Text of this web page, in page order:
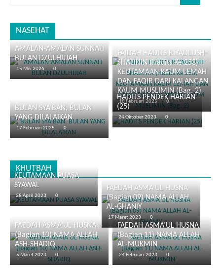
NASEHAT
AMALAN-AMALAN SUNNAH
BULAN DZULHIJJAH
15 Mei 2026 0
FAIDAH HADITS RIYADLUSH-
SHALIHIN (Hadits Ke 253)
KEUTAMAAN KAUM LEMAH
DAN FAQIR DARI KALANGAN
KAUM MUSLIMIN (Bag. 2)
18 Februari 2025 0
BULAN SYA’BAN, BULAN
YANG DILALAIKAN
17 Februari 2025 0
HADITS PENDEK HARIAN
(25)
24 Oktober 2023 0
KHUTBAH
KEUTAMAAN PUASA
SYAWAL
28 April 2023 0
FAEDAH ASMA’UL HUSNA
(Bagian 09) NAMA ALLAH
AL-GHANIY
17 Maret 2023 0
FAEDAH ASMA’UL HUSNA
(Bagian 10) NAMA ALLAH
ASH-SHADIQ
5 Maret 2023 0
FAEDAH ASMA’UL HUSNA
(Bagian 11) NAMA ALLAH
AL-MUKMIN
24 Februari 2023 0